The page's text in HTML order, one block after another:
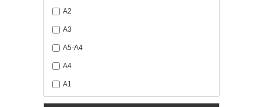
A2
A3
A5-A4
A4
A1